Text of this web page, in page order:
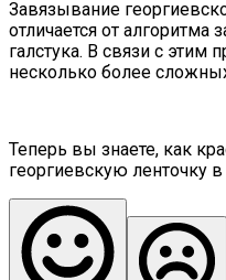
Завязывание
отличается от алгоритма
галстука. В связи с этим
несколько более
Теперь вы знаете, как
георгиевскую ленточку в